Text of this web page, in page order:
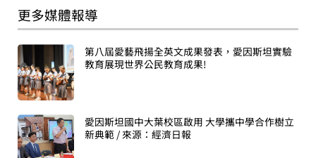
更多媒體報導
第八屆愛藝飛揚全英文成果發表，愛因斯坦實驗
教育展現世界公民教育成果!
愛因斯坦國中大葉校區啟用 大學攜中學合作樹立
新典範 / 來源：經濟日報